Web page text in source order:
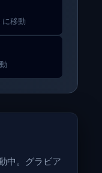
移動
中。グラビア